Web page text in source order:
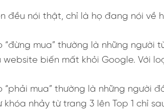
đều nói thật, chỉ là họ đang nói về
“đừng mua” thường là những người
biến mất khỏi Google. Với
“phải mua” thường là những người
khóa nhảy từ trang 3 lên Top 1 chỉ